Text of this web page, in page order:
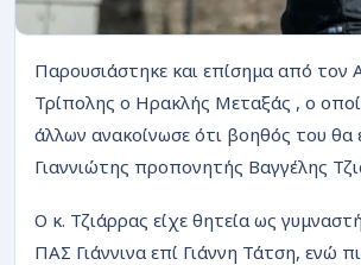
Παρουσιάστηκε και επίσημα από τον
Τρίπολης ο Ηρακλής Μεταξάς , ο
άλλων ανακοίνωσε ότι βοηθός του θα
Γιαννιώτης προπονητής Βαγγέλης
Ο κ. Τζιάρρας είχε θητεία ως
ΠΑΣ Γιάννινα επί Γιάννη Τάτση, ενώ